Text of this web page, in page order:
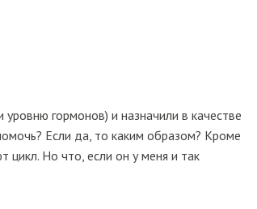
гормонов) и назначили в качестве
Если да, то каким образом? Кроме
цикл. Но что, если он у меня и так